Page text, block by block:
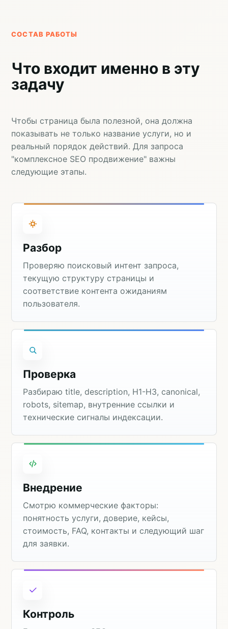
СОСТАВ РАБОТЫ
Что входит именно в эту
задачу
Чтобы страница была полезной, она должна
показывать не только название услуги, но и
реальный порядок действий. Для запроса
"комплексное SEO продвижение" важны
следующие этапы.
Разбор
Проверяю поисковый интент запроса,
текущую структуру страницы и
соответствие контента ожиданиям
пользователя.
Проверка
Разбираю title, description, H1-H3, canonical,
robots, sitemap, внутренние ссылки и
технические сигналы индексации.
Внедрение
Смотрю коммерческие факторы:
понятность услуги, доверие, кейсы,
стоимость, FAQ, контакты и следующий шаг
для заявки.
Контроль